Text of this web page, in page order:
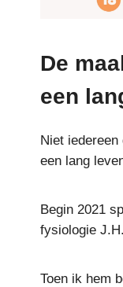
De
een
Niet
een lang
Begin 2021
fysiologie
Toen ik hem